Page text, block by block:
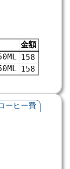
金額
158
158
ーヒー費